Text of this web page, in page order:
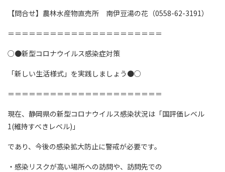
【問合せ】農林水産物直売所 南伊豆湯の花（0558-62-3191）
＝＝＝＝＝＝＝＝＝＝＝＝＝＝＝＝＝＝＝＝＝＝
○●新型コロナウイルス感染症対策
「新しい生活様式」を実践しましょう●○
＝＝＝＝＝＝＝＝＝＝＝＝＝＝＝＝＝＝＝＝＝＝
現在、静岡県の新型コロナウイルス感染状況は「国評価レベル
1(維持すべきレベル)」
であり、今後の感染拡大防止に警戒が必要です。
・感染リスクが高い場所への訪問や、訪問先での